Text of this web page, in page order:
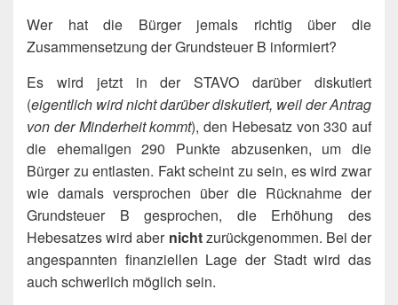
Wer hat die Bürger jemals richtig über die
Zusammensetzung der Grundsteuer B informiert?
Es wird jetzt in der STAVO darüber diskutiert
(eigentlich wird nicht darüber diskutiert, weil der Antrag
von der Minderheit kommt), den Hebesatz von 330 auf
die ehemaligen 290 Punkte abzusenken, um die
Bürger zu entlasten. Fakt scheint zu sein, es wird zwar
wie damals versprochen über die Rücknahme der
Grundsteuer B gesprochen, die Erhöhung des
Hebesatzes wird aber nichtzurückgenommen. Bei der
angespannten finanziellen Lage der Stadt wird das
auch schwerlich möglich sein.